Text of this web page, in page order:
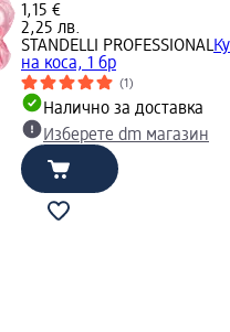
1,15 €
2,25 лв.
STANDELLI PROFESSIONAL
на коса, 1 бр
(1)
Налично за доставка
Изберете dm магазин